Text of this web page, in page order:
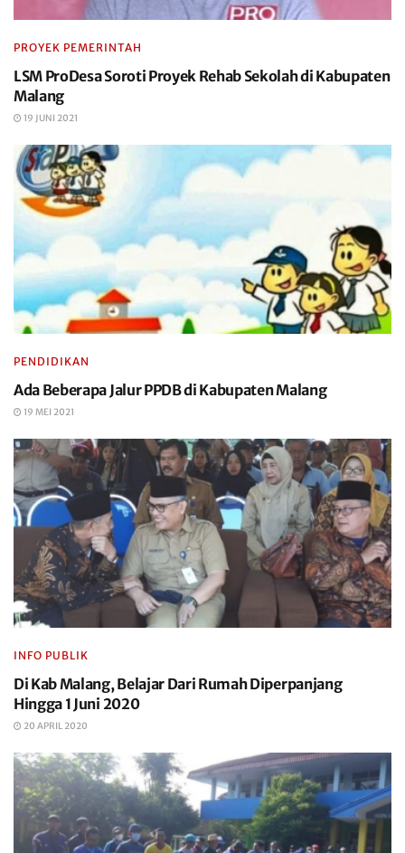
PROYEK PEMERINTAH
LSM ProDesa Soroti Proyek Rehab Sekolah di Kabupaten
Malang
19 JUNI 2021
PENDIDIKAN
Ada Beberapa Jalur PPDB di Kabupaten Malang
19 MEI 2021
INFO PUBLIK
Di Kab Malang, Belajar Dari Rumah Diperpanjang
Hingga 1 Juni 2020
20 APRIL 2020